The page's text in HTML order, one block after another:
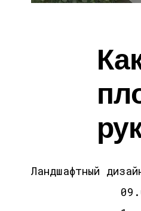
Ландшафтный